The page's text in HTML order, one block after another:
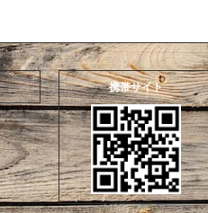
携帯サイト